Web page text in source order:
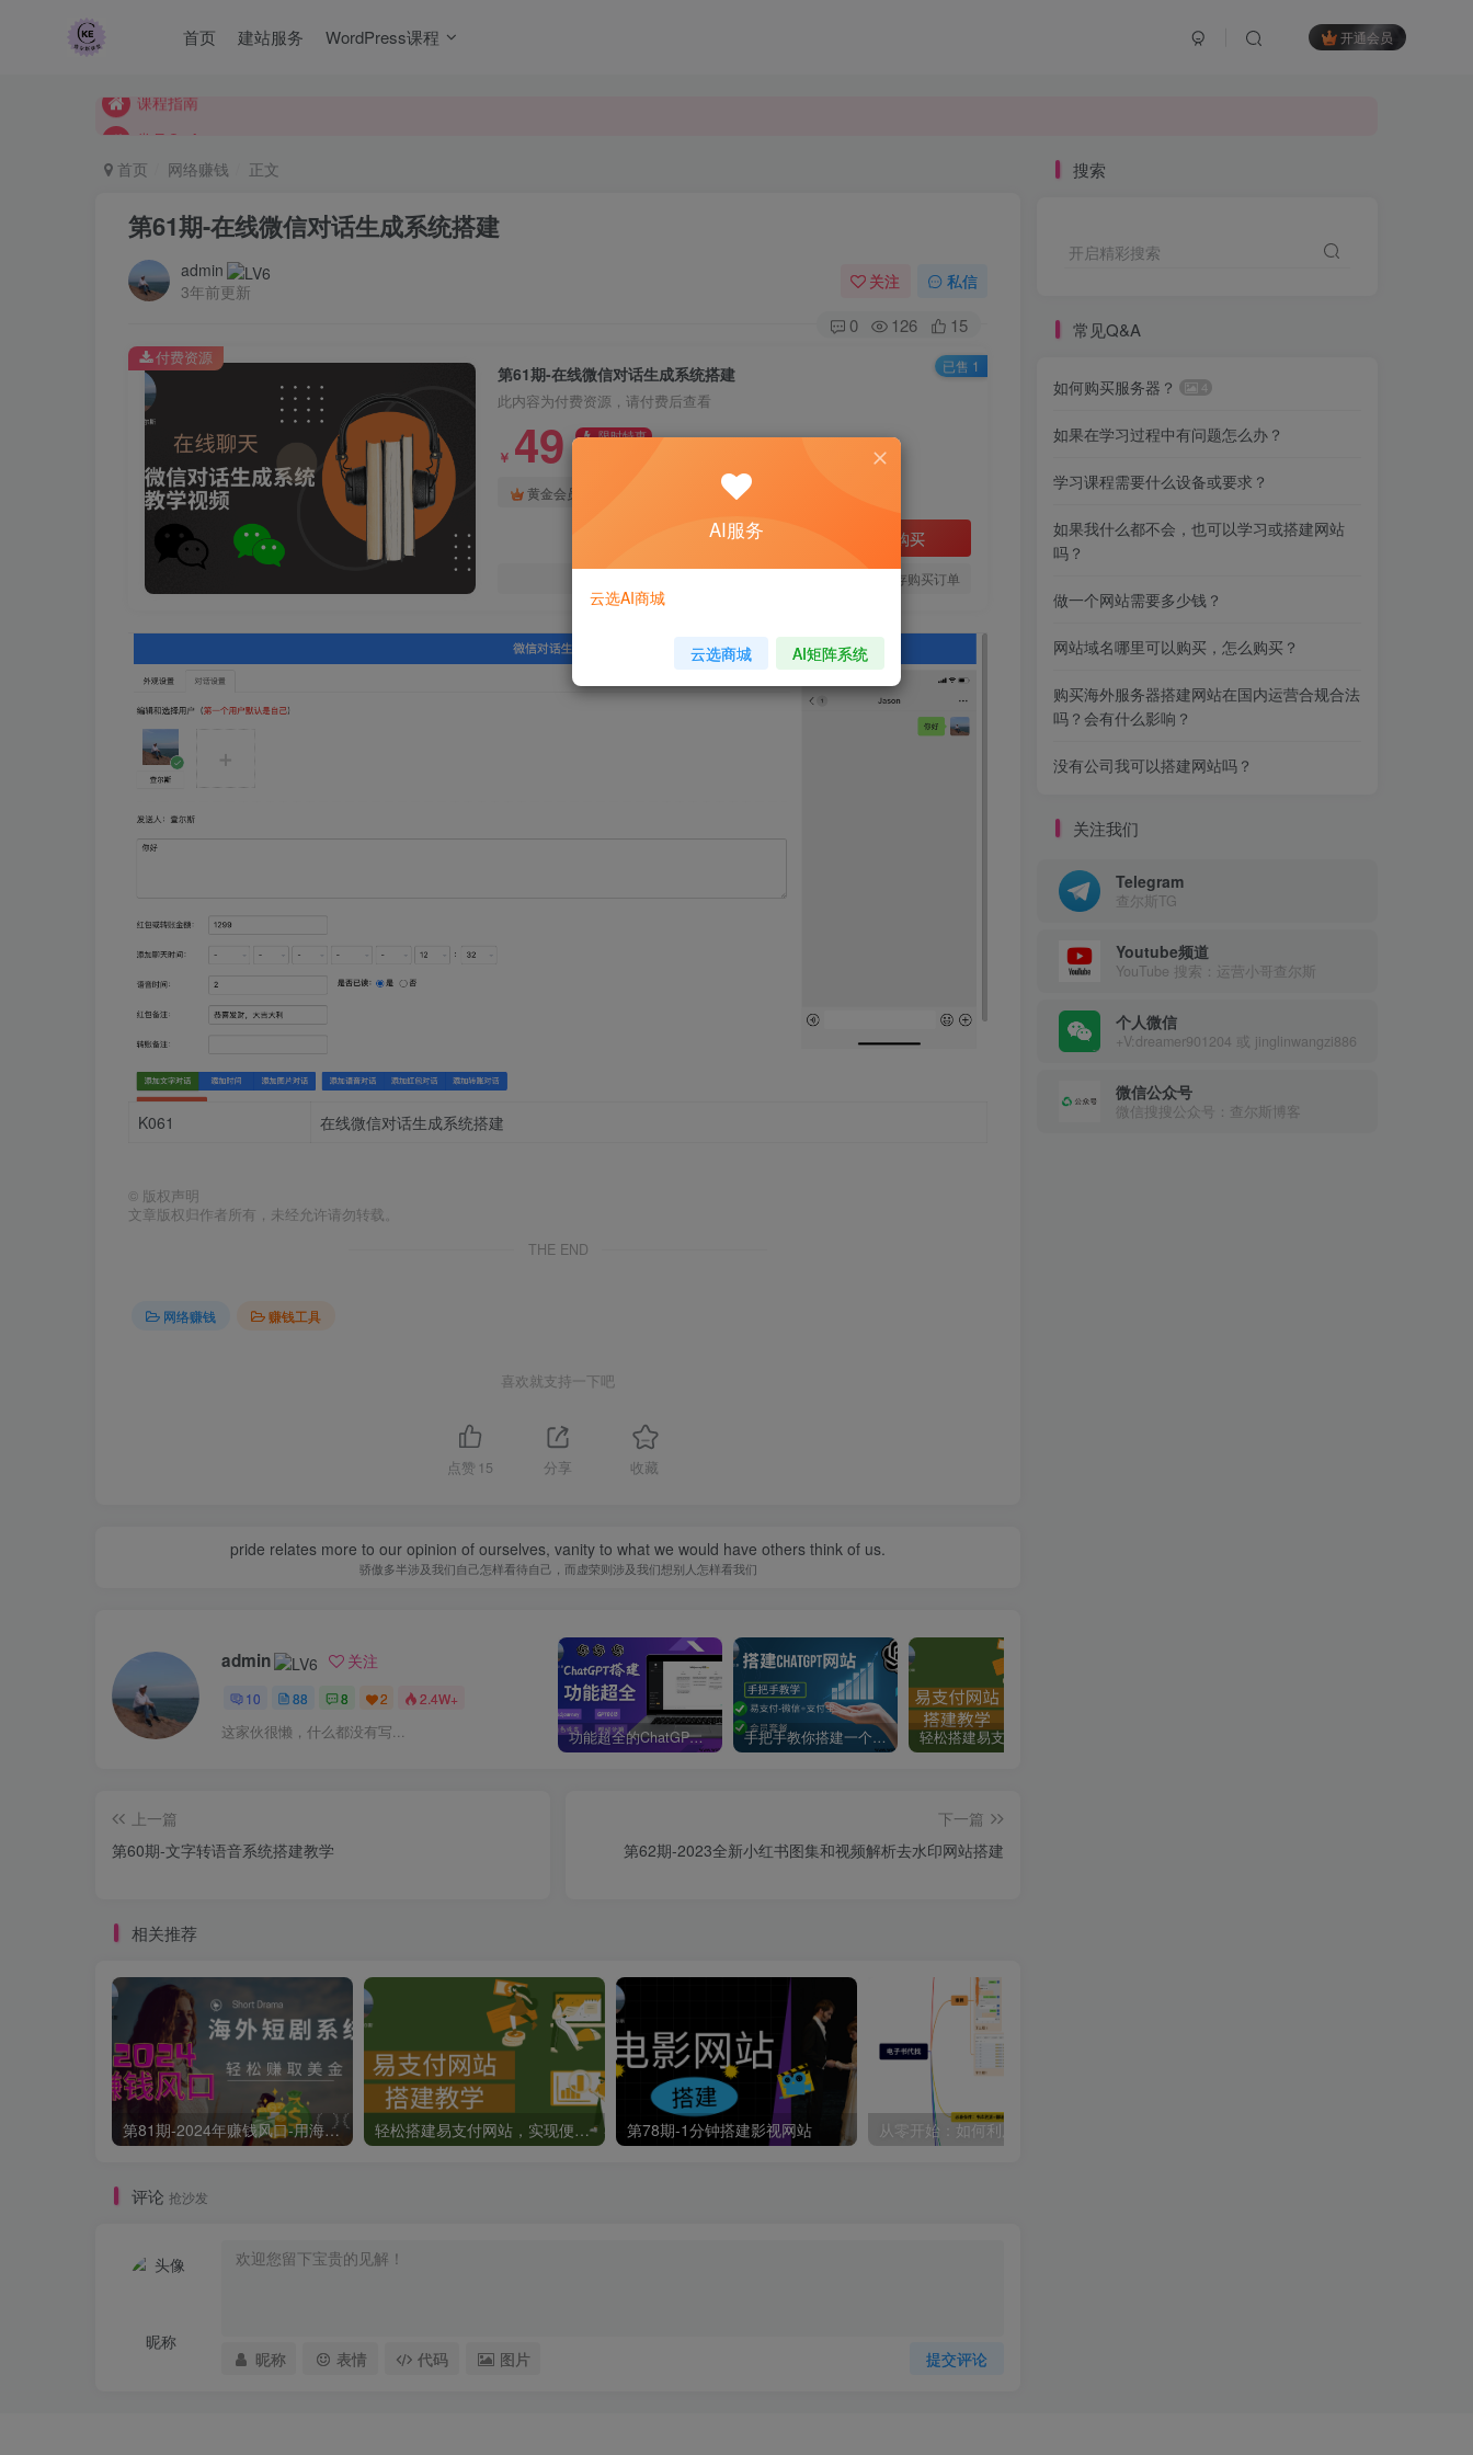
首页 建站服务 WordPress课程 开通会员
查尔斯课堂-带大家轻松玩转网赚和AI项目.
常见Q&A
首页 网络赚钱 正文
第61期-在线微信对话生成系统搭建
admin
3年前更新
关注 私信
0 126 15
第61期-在线微信对话生成系统搭建
此内容为付费资源，请付费后查看
￥ 49 限时特惠
黄金会员 免费
立即购买
您当前未登录！建议登陆后购买，可保存购买订单
付费资源 已售 1
K061 在线微信对话生成系统搭建
© 版权声明
文章版权归作者所有，未经允许请勿转载。
THE END
网络赚钱 赚钱工具
喜欢就支持一下吧
点赞 15 分享 收藏
pride relates more to our opinion of ourselves, vanity to what we would have others think of us.
骄傲多半涉及我们自己怎样看待自己，而虚荣则涉及我们想别人怎样看我们
admin 关注
10 88 8 2 2.4W+
这家伙很懒，什么都没有写... 功能超全的ChatGPT网站搭建教学-支持Midjourney绘画+GPT4/GPT0613+角色设定 手把手教你搭建一个ChatGPT聊天网站-支持会员套餐和易
上一篇
第60期-文字转语音系统搭建教学
下一篇
第62期-2023全新小红书图集和视频解析去水印网站搭建
相关推荐
第81期-2024年赚钱风口-用海外短剧系统轻松赚取美金 轻松搭建易支付网站，实现便捷收款 第78期-1分钟搭建影视网站
评论 抢沙发
昵称
提交评论
昵称 表情 代码 图片
搜索
开启精彩搜索
常见Q&A
如何购买服务器？ 4
如果在学习过程中有问题怎么办？
学习课程需要什么设备或要求？
如果我什么都不会，也可以学习或搭建网站
吗？
做一个网站需要多少钱？
网站域名哪里可以购买，怎么购买？
购买海外服务器搭建网站在国内运营合规合法
吗？会有什么影响？
没有公司我可以搭建网站吗？
关注我们
Telegram
查尔斯TG
Youtube频道
YouTube 搜索：运营小哥查尔斯
个人微信
+V:dreamer901204 或 jinglinwangzi886
微信公众号
微信搜搜公众号：查尔斯博客
AI服务
云选AI商城
云选商城 AI矩阵系统